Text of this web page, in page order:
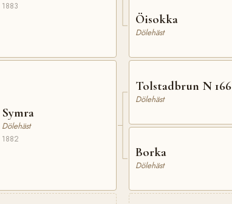
1883
Symra
Dölehäst
1882
Öisokka
Dölehäst
Tolstadbrun N 166
Dölehäst
Borka
Dölehäst